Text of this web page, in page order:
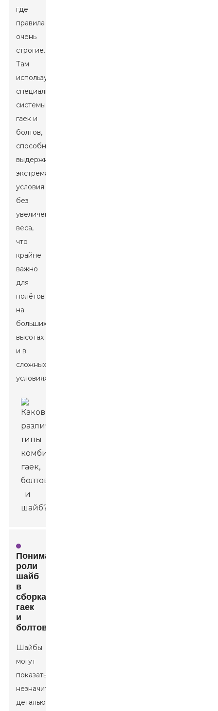
где
правила
очень
строгие.
Там
используют
специализированные
системы
гаек и
болтов,
способные
выдерживать
экстремальные
условия
без
увеличения
веса,
что
крайне
важно
для
полётов
на
больших
высотах
и ​​в
сложных
условиях.
Понимание
роли
шайб
в
сборках
гаек
и
болтов
Шайбы
могут
показаться
незначительной
деталью,